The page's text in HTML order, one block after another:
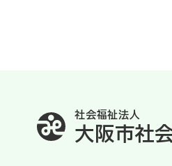
社会福祉法人
大阪市社